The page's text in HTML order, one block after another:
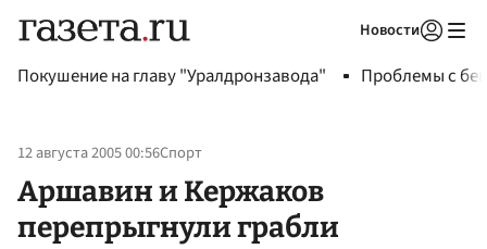
Новости
Покушение на главу "Уралдронзавода" Проблемы с
12 августа 2005 00:56Спорт
Аршавин и Кержаков
перепрыгнули грабли